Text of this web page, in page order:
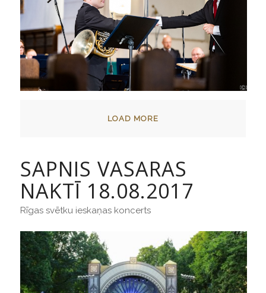
LOAD MORE
SAPNIS VASARAS
NAKTĪ 18.08.2017
Rīgas svētku ieskaņas koncerts